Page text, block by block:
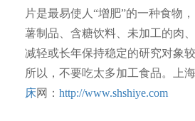
片是最易使人“增肥”的一种食物
薯制品、含糖饮料、未加工的肉
减轻或长年保持稳定的研究对象
所以，不要吃太多加工食品。上
床网： http://www.shshiye.com